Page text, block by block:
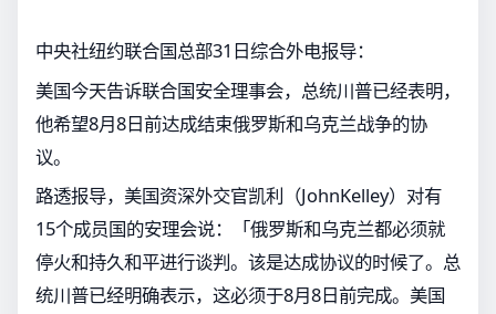
中央社纽约联合国总部31日综合外电报导：
美国今天告诉联合国安全理事会，总统川普已经表明，
他希望8月8日前达成结束俄罗斯和乌克兰战争的协
议。
路透报导，美国资深外交官凯利（JohnKelley）对有
15个成员国的安理会说：「俄罗斯和乌克兰都必须就
停火和持久和平进行谈判。该是达成协议的时候了。总
统川普已经明确表示，这必须于8月8日前完成。美国